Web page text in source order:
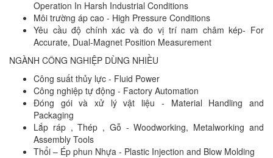
Operation In Harsh Industrial Conditions
Môi trường áp cao - High Pressure Conditions
Yêu cầu độ chính xác và đo vị trí nam châm kép- For
Accurate, Dual-Magnet Position Measurement
NGÀNH CÔNG NGHIỆP DÙNG NHIỀU
Công suất thủy lực - Fluid Power
Công nghiệp tự động - Factory Automation
Đóng gói và xử lý vật liệu - Material Handling and
Packaging
Lắp ráp , Thép , Gỗ - Woodworking, Metalworking and
Assembly Tools
Thổi – Ép phun Nhựa - Plastic Injection and Blow Molding